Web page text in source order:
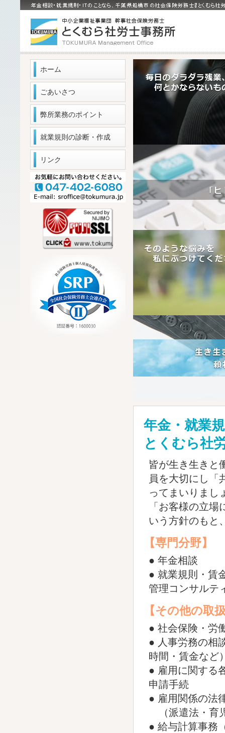
ホーム
ごあいさつ
弊所業務のポイント
就業規則の診断・作成
リンク
年金・就業
とくむら社
皆が生き生きと
員を大切にし「
ってまいりまし
「お客様の立
いう方針のもと
【専門分野】
● 年金相談
● 就業規則・賃
管理コンサルテ
【その他の取
● 社会保険・労
● 人事労務の相
時間・賃金など
● 雇用に関する
申請手続
● 雇用関係の法
（派遣法・育
● 給与計算